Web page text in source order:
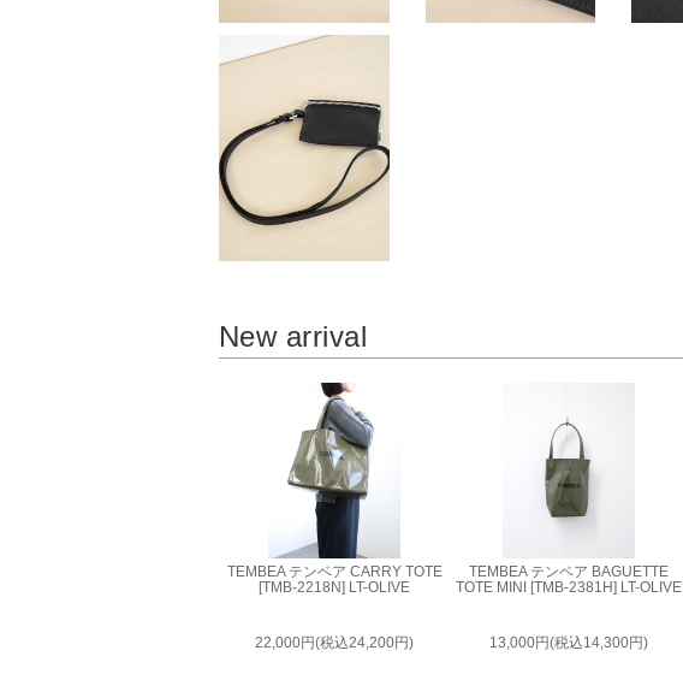
New arrival
TEMBEA テンベア CARRY TOTE
[TMB-2218N] LT-OLIVE
22,000円(税込24,200円)
TEMBEA テンベア BAGUETTE
TOTE MINI [TMB-2381H] LT-OLIVE
13,000円(税込14,300円)